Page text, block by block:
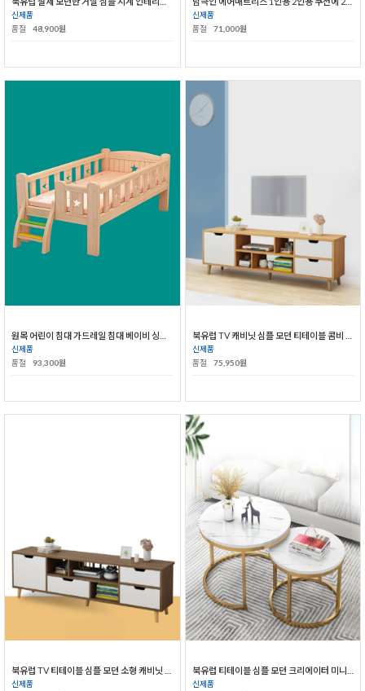
신제품
품절
48,900원
신제품
품절
71,000원
신제품
품절
93,300원
신제품
품절
75,950원
신제품
신제품